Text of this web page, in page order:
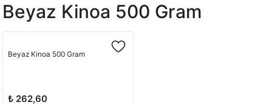
Beyaz Kinoa 500 Gram
Beyaz Kinoa 500 Gram
₺ 262,60